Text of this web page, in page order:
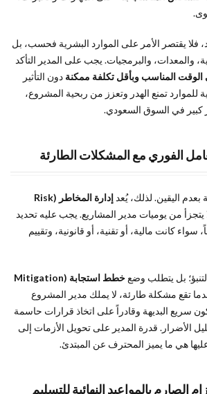
فلا يقتصر الأمر على الموارد البشرية فحسب، بل
والمعدات، والبرمجيات. يجب على المدير التأكد
الوقت المناسب وبأقل تكلفة ممكنة دون التأثير
للموارد تمنع الهدر وتعزز من ربحية المشروع،
كبير في السوق السعودي.
الفوري مع المشكلات الطارئة
بعدم اليقين. لذلك، يُعد
إدارة المخاطر (Risk
يتجزأ من يوميات مدير المشاريع. يجب عليه تحديد
كانت مالية، أو تقنية، أو قانونية، وتقييم
بل يتطلب وضع
خطط استجابة (Mitigation
تقع مشكلة طارئة، لا يملك مدير المشروع
سريع البديهة وقادراً على اتخاذ قرارات حاسمة
الأضرار. قدرة المدير على تحويل الأزمات إلى
هي ما يميز المحترف عن المبتدئ.
الصارم بالمواعيد النهائية للتسليم